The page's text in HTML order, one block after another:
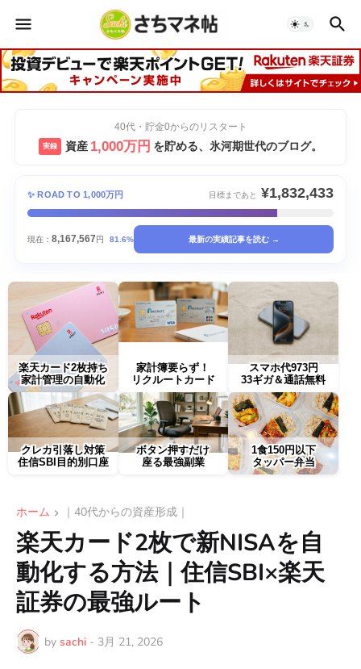
40代・貯金0からのリスタート
実録 資産 1,000万円 を貯める、氷河期世代のブログ。
✨ ROAD TO 1,000万円 目標まであと ¥1,832,433
現在： 8,167,567 円 81.6% 最新の実績記事を読む →
楽天カード2枚持ち
家計管理の自動化
家計簿要らず！
リクルートカード
スマホ代973円
33ギガ＆通話無料
クレカ引落し対策
住信SBI目的別口座
ボタン押すだけ
座る最強副業
1食150円以下
タッパー弁当
ホーム ｜40代からの資産形成｜
楽天カード2枚で新NISAを自
動化する方法｜住信SBI×楽天
証券の最強ルート
by sachi - 3月 21, 2026